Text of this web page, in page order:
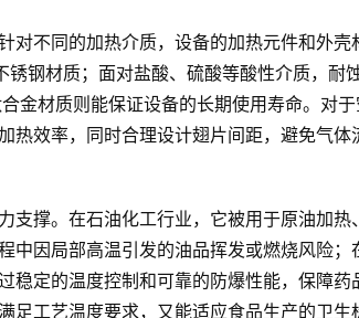
对不同的加热介质，设备的加热元件和外壳
钢材质；面对盐酸、硫酸等酸性介质，耐
金材质则能保证设备的长期使用寿命。对于
热效率，同时合理设计翅片间距，避免气体
支撑。在石油化工行业，它被用于原油加热
中因局部高温引发的油品挥发或燃烧风险；
稳定的温度控制和可靠的防爆性能，保障药
工艺温度要求，又能适应食品生产的卫生